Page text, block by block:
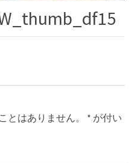
とはありません。 * が付い